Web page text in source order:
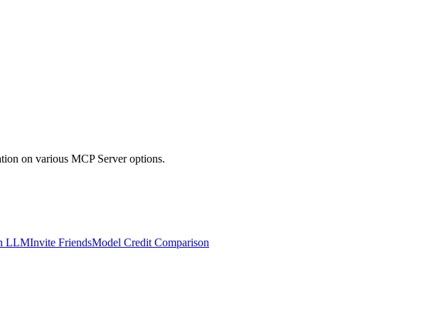
on various MCP Server options.
LLMInvite FriendsModel Credit Comparison